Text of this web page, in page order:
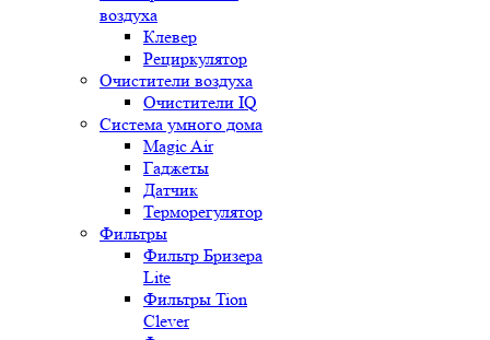
воздуха
Клевер
Рециркулятор
Очистители воздуха
Очистители IQ
Система умного дома
Magic Air
Гаджеты
Датчик
Терморегулятор
Фильтры
Фильтр Бризера
Lite
Фильтры Tion
Clever